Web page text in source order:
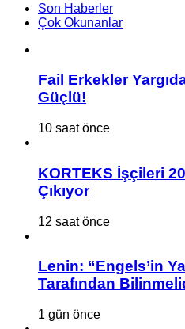
Son Haberler
Çok Okunanlar
Fail Erkekler
Güçlü!
10 saat önce
KORTEKS İşçileri
Çıkıyor
12 saat önce
Lenin: “Engels’in
Tarafından
1 gün önce